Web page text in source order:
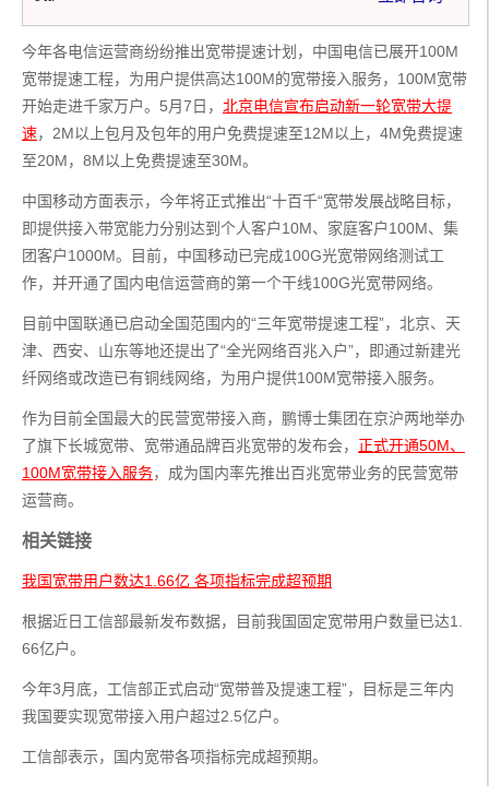
今年各电信运营商纷纷推出宽带提速计划，中国电信已展开100M
宽带提速工程，为用户提供高达100M的宽带接入服务，100M宽带
开始走进千家万户。5月7日， 北京电信宣布启动新一轮宽带大提
速，2M以上包月及包年的用户免费提速至12M以上，4M免费提速
至20M，8M以上免费提速至30M。
中国移动方面表示，今年将正式推出“十百千“宽带发展战略目标，
即提供接入带宽能力分别达到个人客户10M、家庭客户100M、集
团客户1000M。目前，中国移动已完成100G光宽带网络测试工
作，并开通了国内电信运营商的第一个干线100G光宽带网络。
目前中国联通已启动全国范围内的“三年宽带提速工程”，北京、天
津、西安、山东等地还提出了“全光网络百兆入户”，即通过新建光
纤网络或改造已有铜线网络，为用户提供100M宽带接入服务。
作为目前全国最大的民营宽带接入商，鹏博士集团在京沪两地举办
了旗下长城宽带、宽带通品牌百兆宽带的发布会， 正式开通50M、
100M宽带接入服务，成为国内率先推出百兆宽带业务的民营宽带
运营商。
相关链接
我国宽带用户数达1.66亿 各项指标完成超预期
根据近日工信部最新发布数据，目前我国固定宽带用户数量已达1.
66亿户。
今年3月底，工信部正式启动“宽带普及提速工程”，目标是三年内
我国要实现宽带接入用户超过2.5亿户。
工信部表示，国内宽带各项指标完成超预期。